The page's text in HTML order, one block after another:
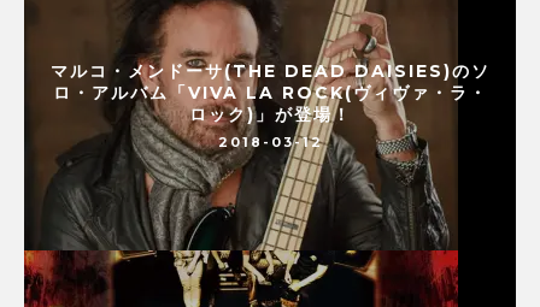
マルコ・メンドーサ(THE DEAD DAISIES)のソ
ロ・アルバム「VIVA LA ROCK(ヴィヴァ・ラ・
ロック)」が登場！
2018-03-12